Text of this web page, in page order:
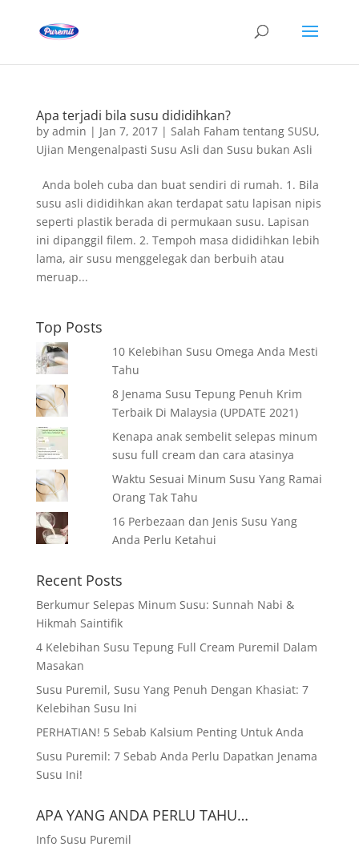
Apa terjadi bila susu dididihkan?
by admin | Jan 7, 2017| Salah Faham tentang SUSU,
Ujian Mengenalpasti Susu Asli dan Susu bukan Asli
Anda boleh cuba dan buat sendiri di rumah. 1. Bila
susu asli dididihkan akan terdapat satu lapisan nipis
seperti plastik berada di permukaan susu. Lapisan
ini dipanggil filem. 2. Tempoh masa dididihkan lebih
lama, air susu menggelegak dan berbuih atau
meruap...
Top Posts
10 Kelebihan Susu Omega Anda Mesti
Tahu
8 Jenama Susu Tepung Penuh Krim
Terbaik Di Malaysia (UPDATE 2021)
Kenapa anak sembelit selepas minum
susu full cream dan cara atasinya
Waktu Sesuai Minum Susu Yang Ramai
Orang Tak Tahu
16 Perbezaan dan Jenis Susu Yang
Anda Perlu Ketahui
Recent Posts
Berkumur Selepas Minum Susu: Sunnah Nabi &
Hikmah Saintifik
4 Kelebihan Susu Tepung Full Cream Puremil Dalam
Masakan
Susu Puremil, Susu Yang Penuh Dengan Khasiat: 7
Kelebihan Susu Ini
PERHATIAN! 5 Sebab Kalsium Penting Untuk Anda
Susu Puremil: 7 Sebab Anda Perlu Dapatkan Jenama
Susu Ini!
APA YANG ANDA PERLU TAHU…
Info Susu Puremil